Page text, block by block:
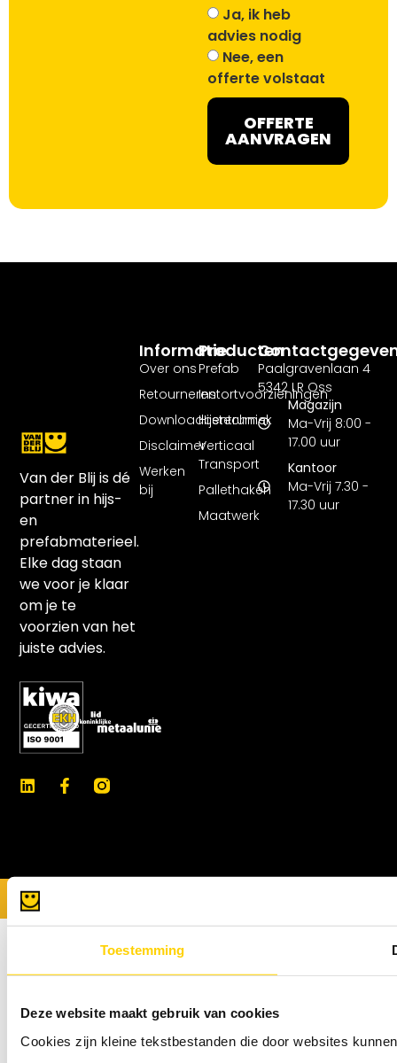
Toestemming
Deze website maakt gebruik van cookies
Cookies zijn kleine tekstbestanden die door websites
Ja, ik heb
advies nodig
Nee, een
offerte volstaat
OFFERTE
AANVRAGEN
Van der Blij is dé
partner in hijs-
en
prefabmaterieel.
Elke dag staan
we voor je klaar
om je te
voorzien van het
juiste advies.
Producten
Prefab
Instortvoorzieningen
Hijstechniek
Verticaal
Transport
Pallethaken
Maatwerk
Informatie
Over ons
Retourneren
Downloadcentrum
Disclaimer
Werken
bij
Paalgravenlaan 4
5342 LR Oss
Magazijn
Ma-Vrij 8:00 -
17.00 uur
Kantoor
Ma-Vrij 7.30 -
17.30 uur